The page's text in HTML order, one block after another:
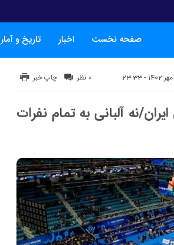
صفحه نخست اخبار تاریخ و آمار
چاپ خبر ۰ نظر
نه آلبانی به تمام نفرات